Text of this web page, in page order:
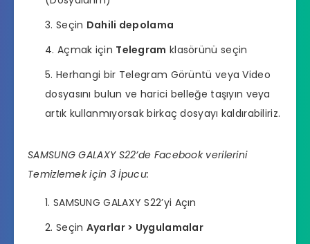
Seçin Dahili depolama
Açmak için Telegram klasörünü seçin
Herhangi bir Telegram Görüntü veya Video
dosyasını bulun ve harici belleğe taşıyın veya
artık kullanmıyorsak birkaç dosyayı kaldırabiliriz.
SAMSUNG GALAXY S22’de Facebook verilerini
Temizlemek için 3 İpucu:
SAMSUNG GALAXY S22’yi Açın
Seçin Ayarlar > Uygulamalar